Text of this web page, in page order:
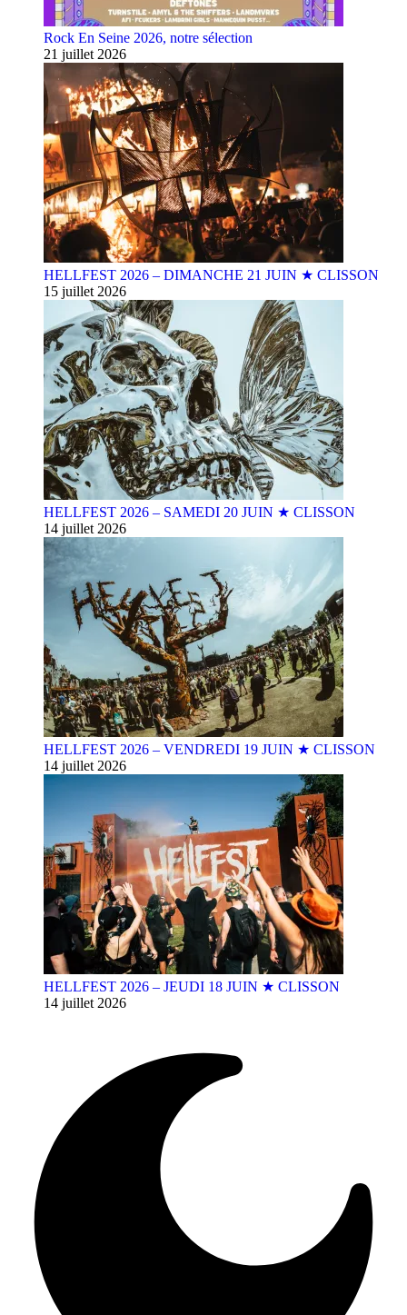
Rock En Seine 2026, notre sélection
21 juillet 2026
HELLFEST 2026 – DIMANCHE 21 JUIN ★ CLISSON
15 juillet 2026
HELLFEST 2026 – SAMEDI 20 JUIN ★ CLISSON
14 juillet 2026
HELLFEST 2026 – VENDREDI 19 JUIN ★ CLISSON
14 juillet 2026
HELLFEST 2026 – JEUDI 18 JUIN ★ CLISSON
14 juillet 2026